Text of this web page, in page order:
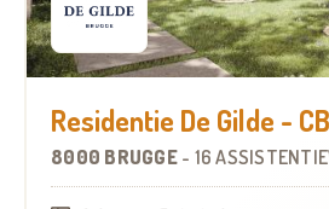
Residentie De Gilde -
8000 BRUGGE - 16